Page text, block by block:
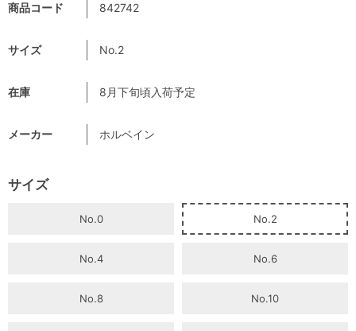
商品コード 842742
サイズ No.2
在庫 8月下旬頃入荷予定
メーカー ホルベイン
サイズ
No.0 No.2
No.4 No.6
No.8 No.10